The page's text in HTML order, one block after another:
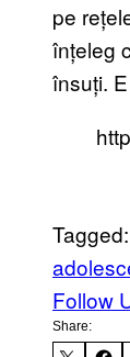
pe
înțeleg
însuți.
Tagged:
Follow
Share: